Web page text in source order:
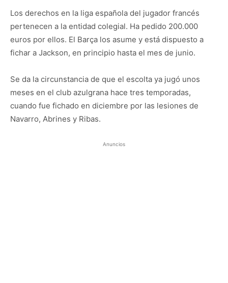
Los derechos en la liga española del jugador francés
pertenecen a la entidad colegial. Ha pedido 200.000
euros por ellos. El Barça los asume y está dispuesto a
fichar a Jackson, en principio hasta el mes de junio.
Se da la circunstancia de que el escolta ya jugó unos
meses en el club azulgrana hace tres temporadas,
cuando fue fichado en diciembre por las lesiones de
Navarro, Abrines y Ribas.
Anuncios